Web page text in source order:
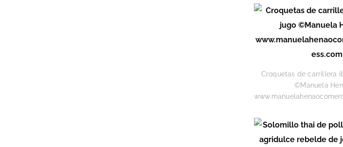
Croquetas de carrillera
©Manuela